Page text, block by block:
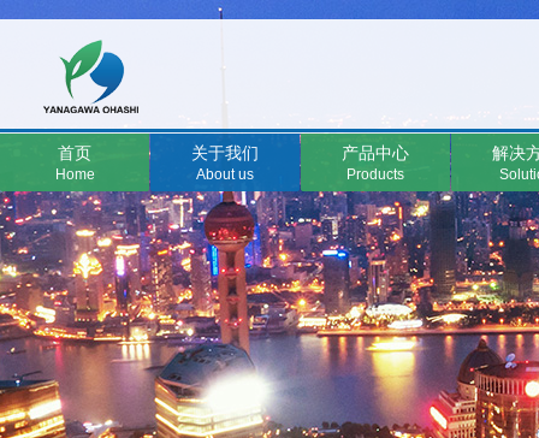
首页
Home
关于我们
About us
产品中心
Products
解决